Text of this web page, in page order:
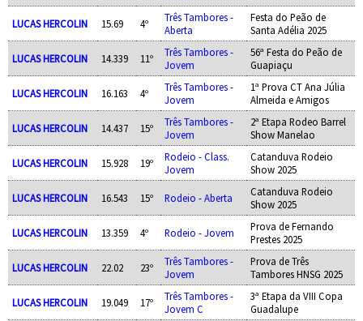
LUCAS HERCOLIN 15.69 4º
Três Tambores -
Aberta
Festa do Peão de
Santa Adélia 2025
LUCAS HERCOLIN 14.339 11º
Três Tambores -
Jovem
56ª Festa do Peão de
Guapiaçu
LUCAS HERCOLIN 16.163 4º
Três Tambores -
Jovem
1ª Prova CT Ana Júlia
Almeida e Amigos
LUCAS HERCOLIN 14.437 15º
Três Tambores -
Jovem
2ª Etapa Rodeo Barrel
Show Manelao
LUCAS HERCOLIN 15.928 19º
Rodeio - Class.
Jovem
Catanduva Rodeio
Show 2025
LUCAS HERCOLIN 16.543 15º Rodeio - Aberta
Catanduva Rodeio
Show 2025
LUCAS HERCOLIN 13.359 4º Rodeio - Jovem
Prova de Fernando
Prestes 2025
LUCAS HERCOLIN 22.02 23º
Três Tambores -
Jovem
Prova de Três
Tambores HNSG 2025
LUCAS HERCOLIN 19.049 17º
Três Tambores -
Jovem C
3ª Etapa da VIII Copa
Guadalupe